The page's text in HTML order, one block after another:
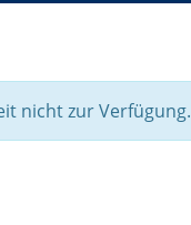
nicht zur Verfügung.